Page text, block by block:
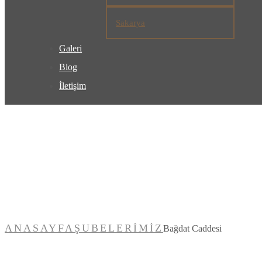
Sakarya
Galeri
Blog
İletişim
ANASAYFA ŞUBELERIMIZ Bağdat Caddesi